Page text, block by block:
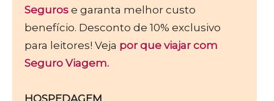
Seguros e garanta melhor custo
benefício. Desconto de 10% exclusivo
para leitores! Veja por que viajar com
Seguro Viagem.
HOSPEDAGEM